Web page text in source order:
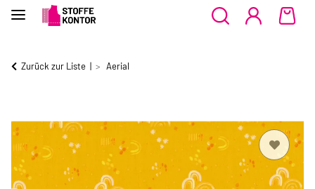
Zurück zur Liste Aerial